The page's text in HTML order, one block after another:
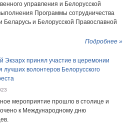
управления и Белорусской
Программы сотрудничества
Беларусь и Белорусской Православной
Подробнее »
Экзарх принял участие в церемонии
лучших волонтеров Белорусского
мероприятие прошло в столице и
к Международному дню